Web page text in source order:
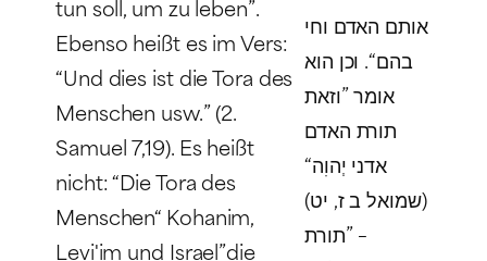
tun soll, um zu leben”.
Ebenso heißt es im Vers:
“Und dies ist die Tora des
Menschen usw.” (2.
Samuel 7,19). Es heißt
nicht: “Die Tora des
Menschen“ Kohanim,
Levi'im und Israel”die
אותם האדם וחי
בהם“. וכן הוא
אומר ”וזאת
תורת האדם
אדני יְהוִה“
(שמואל ב ז, יט)
– ”תורת